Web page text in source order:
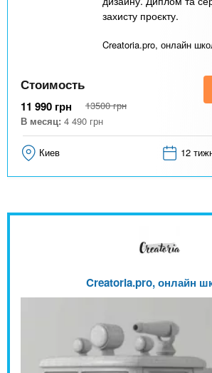
захисту проєкту.
Creatoria.pro, онлайн
Стоимость
11 990 грн 13500 грн
В месяц: 4 490 грн
Киев 12
Creatoria.pro, онлайн